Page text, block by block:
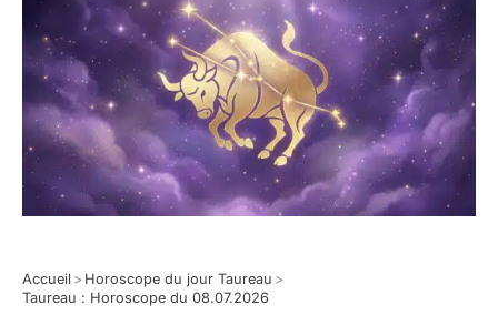
Accueil > Horoscope du jour Taureau >
Taureau : Horoscope du 08.07.2026